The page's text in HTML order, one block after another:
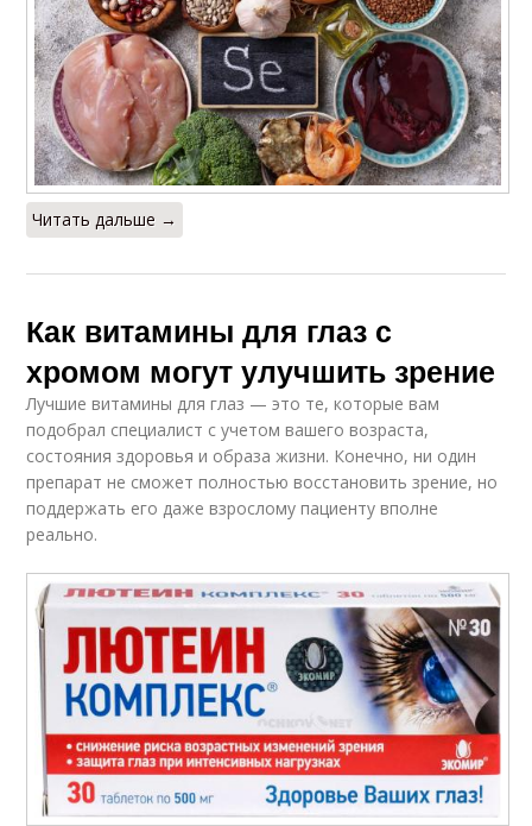
Читать дальше →
Как витамины для глаз с
хромом могут улучшить зрение
Лучшие витамины для глаз — это те, которые вам
подобрал специалист с учетом вашего возраста,
состояния здоровья и образа жизни. Конечно, ни один
препарат не сможет полностью восстановить зрение, но
поддержать его даже взрослому пациенту вполне
реально.